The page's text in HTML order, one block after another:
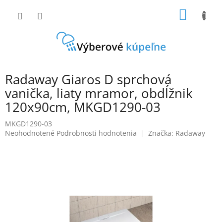
Radaway Giaros D sprchová
vanička, liaty mramor, obdĺžnik
120x90cm, MKGD1290-03
MKGD1290-03
Priemerné
Neohodnotené Podrobnosti hodnotenia Značka: Radaway